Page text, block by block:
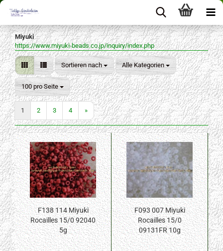
Miyuki
https://www.miyuki-beads.co.jp/inquiry/index.php
Sortieren nach
Sortieren nach Alle Kategorien
100 pro Seite
pro Seite
1 2 3 4 »
F138 114 Miyuki
Rocailles 15/0 92040
5g
F093 007 Miyuki
Rocailles 15/0
09131FR 10g